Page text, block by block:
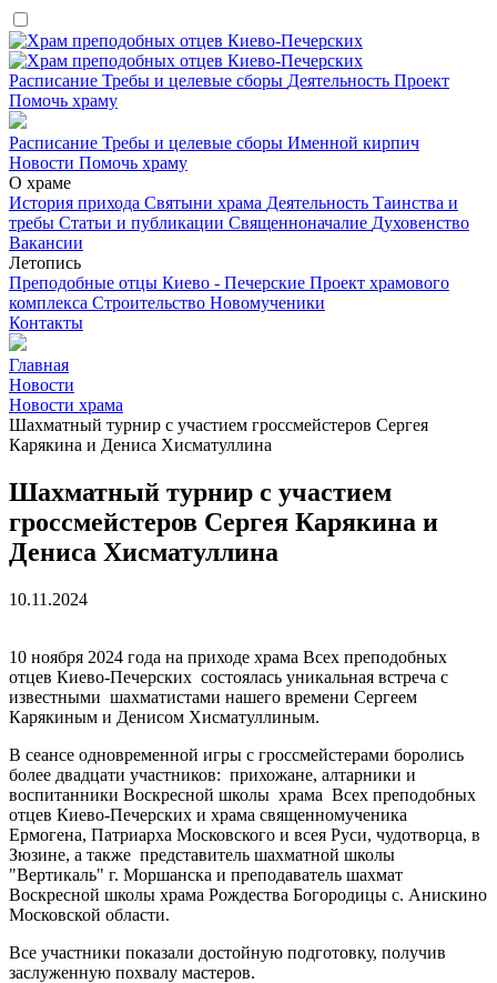
Расписание Требы и целевые сборы Деятельность Проект
Помочь храму
Расписание Требы и целевые сборы Именной кирпич
Новости Помочь храму
О храме
История прихода Святыни храма Деятельность Таинства и
требы Статьи и публикации Священноначалие Духовенство
Вакансии
Летопись
Преподобные отцы Киево - Печерские Проект храмового
комплекса Строительство Новомученики
Контакты
Главная
Новости
Новости храма
Шахматный турнир с участием гроссмейстеров Сергея
Карякина и Дениса Хисматуллина
Шахматный турнир с участием
гроссмейстеров Сергея Карякина и
Дениса Хисматуллина
10.11.2024
10 ноября 2024 года на приходе храма Всех преподобных
отцев Киево-Печерских состоялась уникальная встреча c
известными шахматистами нашего времени Сергеем
Карякиным и Денисом Хисматуллиным.
В сеансе одновременной игры с гроссмейстерами боролись
более двадцати участников: прихожане, алтарники и
воспитанники Воскресной школы храма Всех преподобных
отцев Киево-Печерских и храма священномученика
Ермогена, Патриарха Московского и всея Руси, чудотворца, в
Зюзине, а также представитель шахматной школы
"Вертикаль" г. Моршанска и преподаватель шахмат
Воскресной школы храма Рождества Богородицы с. Анискино
Московской области.
Все участники показали достойную подготовку, получив
заслуженную похвалу мастеров.